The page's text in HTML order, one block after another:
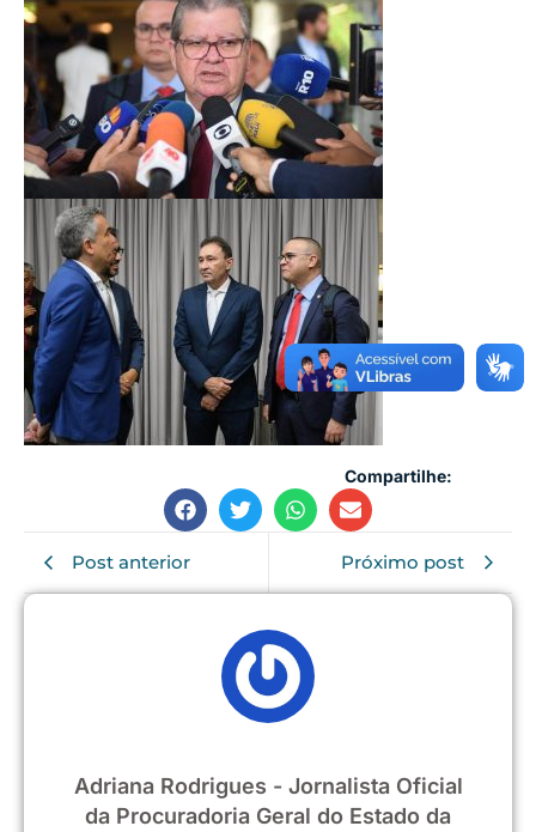
Compartilhe:
Post anterior Próximo post
Adriana Rodrigues - Jornalista Oficial
da Procuradoria Geral do Estado da